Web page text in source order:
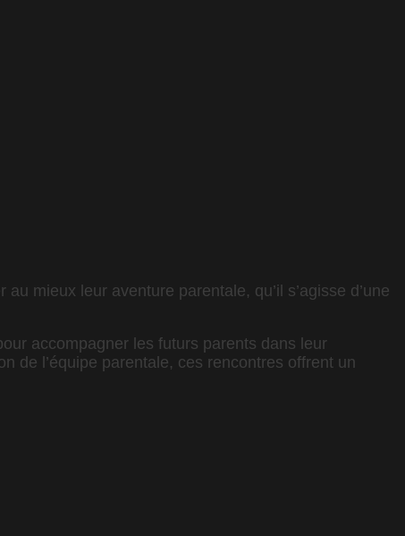
mieux leur aventure parentale, qu’il s’agisse d’une
accompagner les futurs parents dans leur
de l’équipe parentale, ces rencontres offrent un